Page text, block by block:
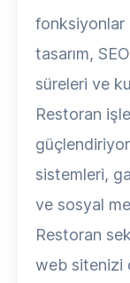
fonksiyonlar
tasarım,
süreleri ve
Restoran
sistemleri,
ve sosyal
Restoran
web sitenizi